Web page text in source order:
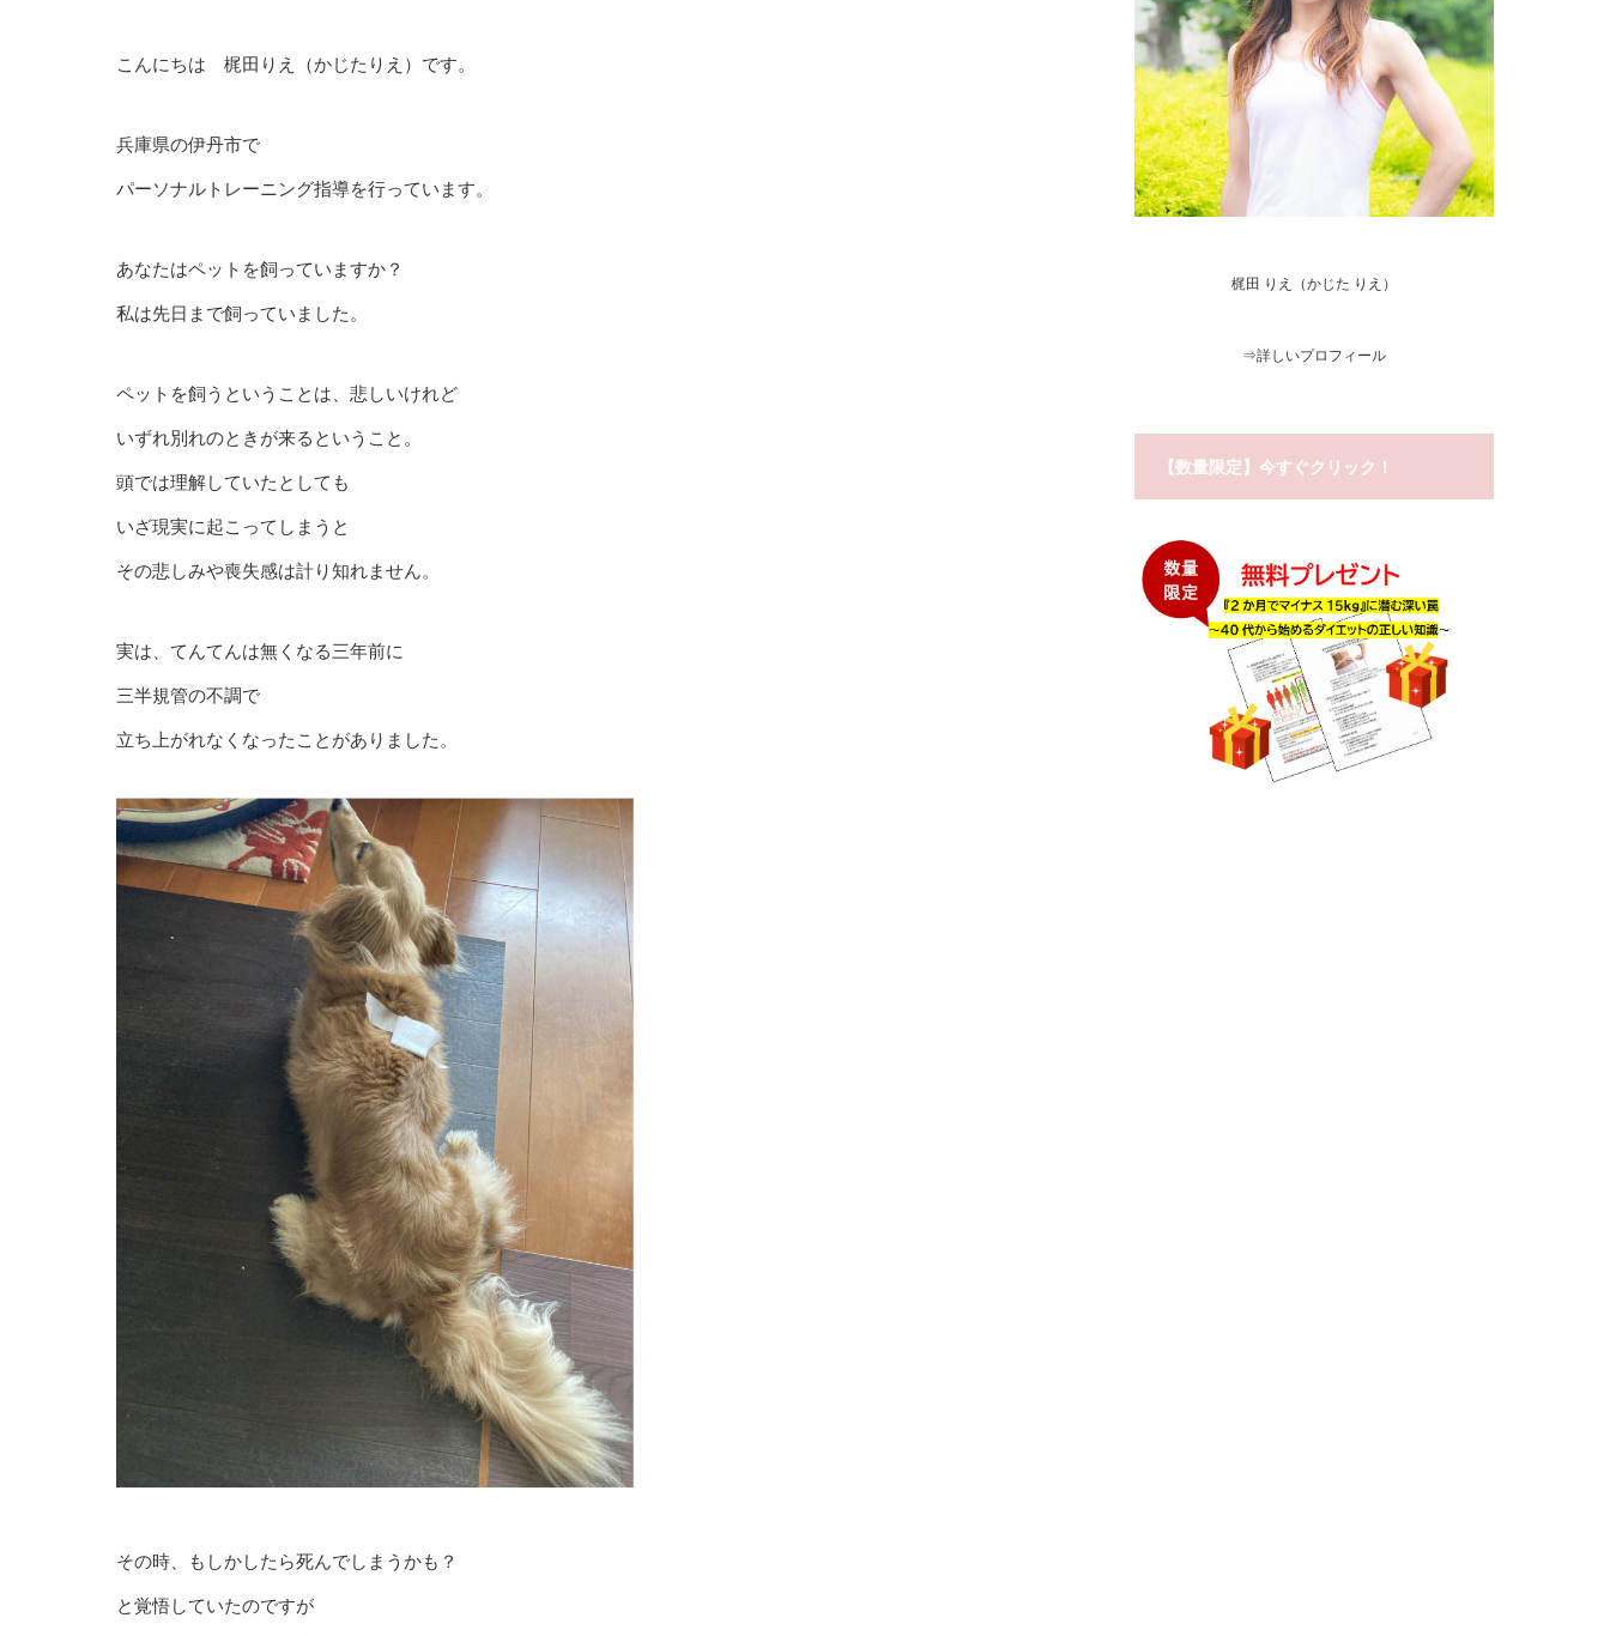
こんにちは 梶田りえ（かじたりえ）です。
兵庫県の伊丹市で
パーソナルトレーニング指導を行っています。
あなたはペットを飼っていますか？
私は先日まで飼っていました。
ペットを飼うということは、悲しいけれど
いずれ別れのときが来るということ。
頭では理解していたとしても
いざ現実に起こってしまうと
その悲しみや喪失感は計り知れません。
実は、てんてんは無くなる三年前に
三半規管の不調で
立ち上がれなくなったことがありました。
その時、もしかしたら死んでしまうかも？
と覚悟していたのですが
梶田 りえ（かじた りえ）
⇒詳しいプロフィール
【数量限定】今すぐクリック！